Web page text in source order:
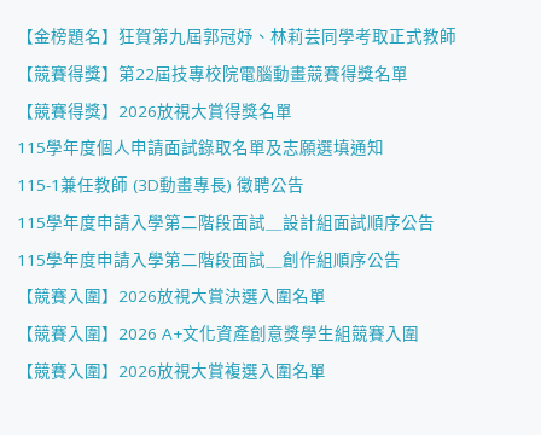
【金榜題名】狂賀第九屆郭冠妤、林莉芸同學考取正式教師
【競賽得獎】第22屆技專校院電腦動畫競賽得獎名單
【競賽得獎】2026放視大賞得獎名單
115學年度個人申請面試錄取名單及志願選填通知
115-1兼任教師 (3D動畫專長) 徵聘公告
115學年度申請入學第二階段面試＿設計組面試順序公告
115學年度申請入學第二階段面試＿創作組順序公告
【競賽入圍】2026放視大賞決選入圍名單
【競賽入圍】2026 A+文化資產創意獎學生組競賽入圍
【競賽入圍】2026放視大賞複選入圍名單